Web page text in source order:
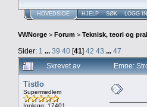
HOVEDSIDE HJELP SØK LOGG
VWNorge > Forum > Teknisk, teori og
Sider: 1 ... 39 40 [41] 42 43 ... 47
Skrevet av
Emne:
Tistlo
Supermedlem
Innlegg: 17401